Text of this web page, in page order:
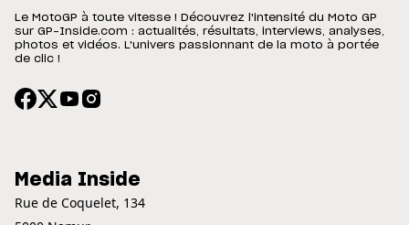
Le MotoGP à toute vitesse ! Découvrez l'intensité du Moto GP
sur GP-Inside.com : actualités, résultats, interviews, analyses,
photos et vidéos. L'univers passionnant de la moto à portée
de clic !
Media Inside
Rue de Coquelet, 134